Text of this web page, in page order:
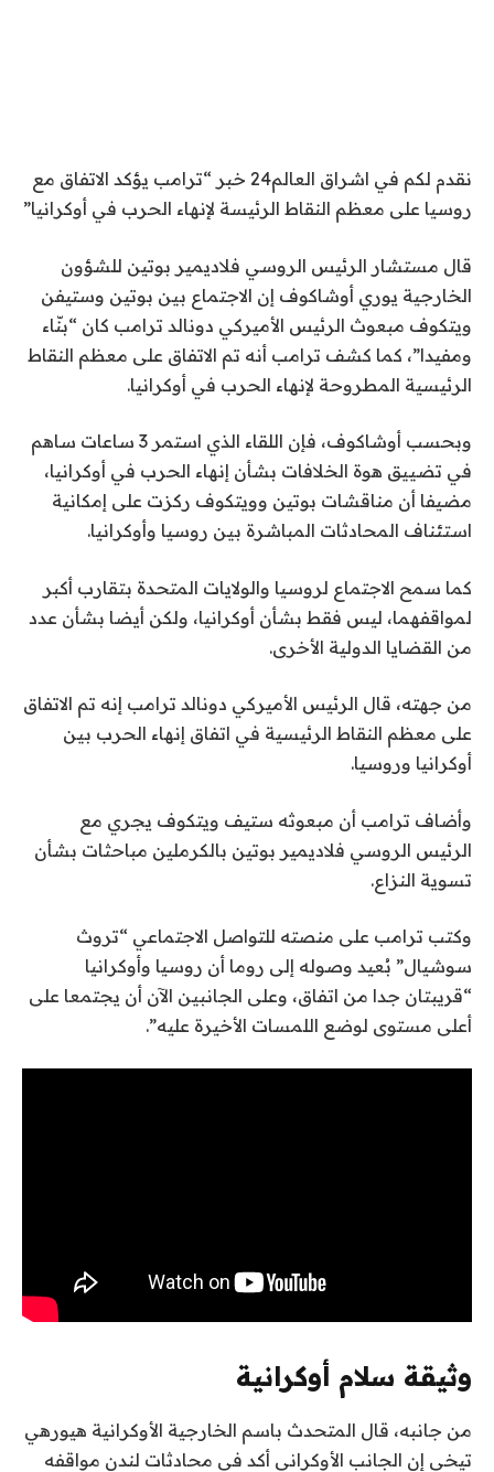
نقدم لكم في اشراق العالم24 خبر “ترامب يؤكد الاتفاق مع
روسيا على معظم النقاط الرئيسة لإنهاء الحرب في أوكرانيا”
قال مستشار الرئيس الروسي فلاديمير بوتين للشؤون
الخارجية يوري أوشاكوف إن الاجتماع بين بوتين وستيفن
ويتكوف مبعوث الرئيس الأميركي دونالد ترامب كان “بنّاء
ومفيدا”، كما كشف ترامب أنه تم الاتفاق على معظم النقاط
الرئيسية المطروحة لإنهاء الحرب في أوكرانيا.
وبحسب أوشاكوف، فإن اللقاء الذي استمر 3 ساعات ساهم
في تضييق هوة الخلافات بشأن إنهاء الحرب في أوكرانيا،
مضيفا أن مناقشات بوتين وويتكوف ركزت على إمكانية
استئناف المحادثات المباشرة بين روسيا وأوكرانيا.
كما سمح الاجتماع لروسيا والولايات المتحدة بتقارب أكبر
لمواقفهما، ليس فقط بشأن أوكرانيا، ولكن أيضا بشأن عدد
من القضايا الدولية الأخرى.
من جهته، قال الرئيس الأميركي دونالد ترامب إنه تم الاتفاق
على معظم النقاط الرئيسية في اتفاق إنهاء الحرب بين
أوكرانيا وروسيا.
وأضاف ترامب أن مبعوثه ستيف ويتكوف يجري مع
الرئيس الروسي فلاديمير بوتين بالكرملين مباحثات بشأن
تسوية النزاع.
وكتب ترامب على منصته للتواصل الاجتماعي “تروث
سوشيال” بُعيد وصوله إلى روما أن روسيا وأوكرانيا
“قريبتان جدا من اتفاق، وعلى الجانبين الآن أن يجتمعا على
أعلى مستوى لوضع اللمسات الأخيرة عليه”.
وثيقة سلام أوكرانية
من جانبه، قال المتحدث باسم الخارجية الأوكرانية هيورهي
تيخي إن الجانب الأوكراني أكد في محادثات لندن مواقفه